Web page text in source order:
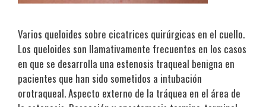
Varios queloides sobre cicatrices quirúrgicas en el cuello.
Los queloides son llamativamente frecuentes en los casos
en que se desarrolla una estenosis traqueal benigna en
pacientes que han sido sometidos a intubación
orotraqueal. Aspecto externo de la tráquea en el área de